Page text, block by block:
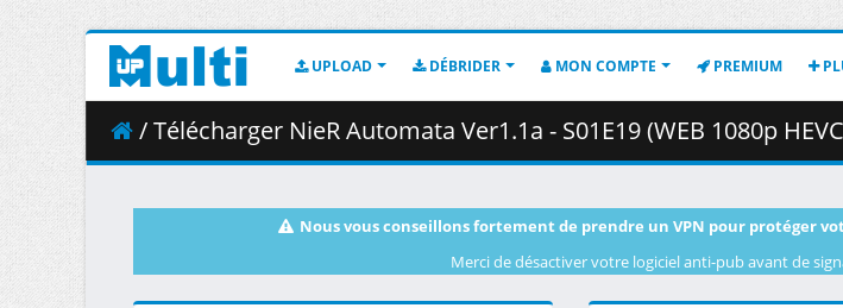
UPLOAD DÉBRIDER MON COMPTE PREMIUM
/ Télécharger NieR Automata Ver1.1a - S01E19 (WEB 1080p HEVC E-AC-3)
Nous vous conseillons fortement de prendre un VPN pour protéger
Merci de désactiver votre logiciel anti-pub avant de